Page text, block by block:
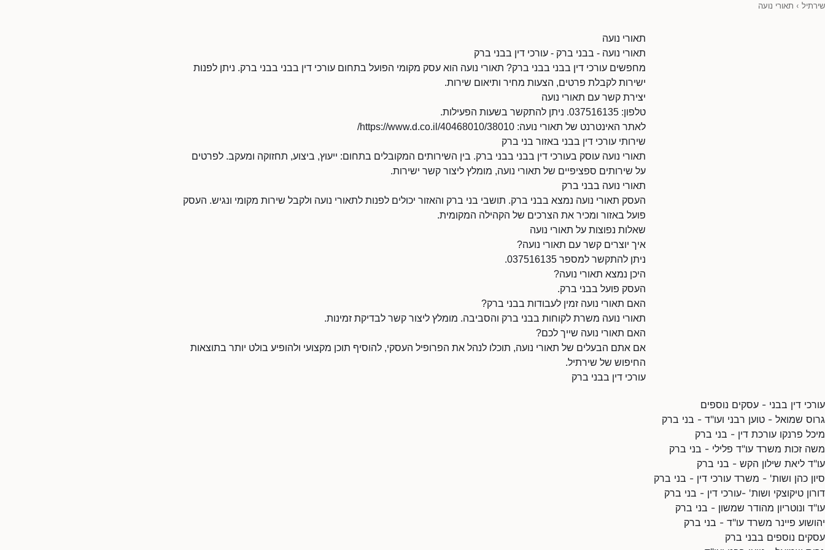
שירתיל › תאורי נועה
תאורי נועה
תאורי נועה - בבני ברק - עורכי דין בבני ברק
מחפשים עורכי דין בבני בבני ברק? תאורי נועה הוא עסק מקומי הפועל בתחום עורכי דין בבני בבני ברק. ניתן לפנות
ישירות לקבלת פרטים, הצעות מחיר ותיאום שירות.
יצירת קשר עם תאורי נועה
טלפון: 037516135. ניתן להתקשר בשעות הפעילות.
לאתר האינטרנט של תאורי נועה: https://www.d.co.il/40468010/38010/
שירותי עורכי דין בבני באזור בני ברק
תאורי נועה עוסק בעורכי דין בבני בבני ברק. בין השירותים המקובלים בתחום: ייעוץ, ביצוע, תחזוקה ומעקב. לפרטים
על שירותים ספציפיים של תאורי נועה, מומלץ ליצור קשר ישירות.
תאורי נועה בבני ברק
העסק תאורי נועה נמצא בבני ברק. תושבי בני ברק והאזור יכולים לפנות לתאורי נועה ולקבל שירות מקומי ונגיש. העסק
פועל באזור ומכיר את הצרכים של הקהילה המקומית.
שאלות נפוצות על תאורי נועה
איך יוצרים קשר עם תאורי נועה?
ניתן להתקשר למספר 037516135.
היכן נמצא תאורי נועה?
העסק פועל בבני ברק.
האם תאורי נועה זמין לעבודות בבני ברק?
תאורי נועה משרת לקוחות בבני ברק והסביבה. מומלץ ליצור קשר לבדיקת זמינות.
האם תאורי נועה שייך לכם?
אם אתם הבעלים של תאורי נועה, תוכלו לנהל את הפרופיל העסקי, להוסיף תוכן מקצועי ולהופיע בולט יותר בתוצאות
החיפוש של שירתיל.
עורכי דין בבני ברק
עורכי דין בבני - עסקים נוספים
גרוס שמואל - טוען רבני ועו"ד - בני ברק
מיכל פרנקו עורכת דין - בני ברק
משה זכות משרד עו"ד פלילי - בני ברק
עו"ד ליאת שילון הקש - בני ברק
סיון כהן ושות' - משרד עורכי דין - בני ברק
דורון טיקוצקי ושות' -עורכי דין - בני ברק
עו"ד ונוטריון מהודר שמשון - בני ברק
יהושוע פיינר משרד עו"ד - בני ברק
עסקים נוספים בבני ברק